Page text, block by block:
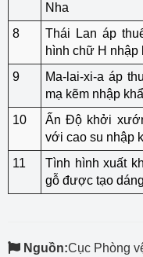
Nha
8
Thái Lan áp
hình chữ H nhập
9
Ma-lai-xi-a áp
mạ kẽm nhập
10
Ấn Độ khởi
với cao su nhập
11
Tình hình xuất
gỗ được tạo
Nguồn:Cục Phòng